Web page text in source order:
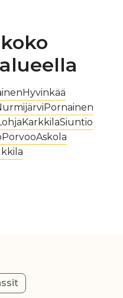
Hyvinkää
Pornainen
KarkkilaSiuntio
PorvooAskola